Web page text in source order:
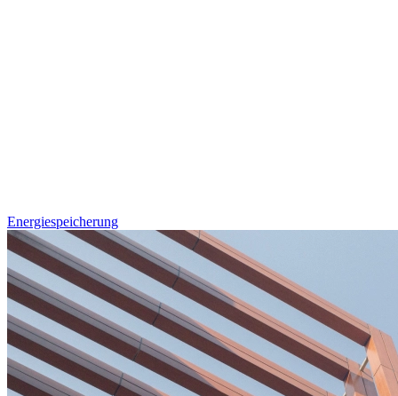
Energiespeicherung